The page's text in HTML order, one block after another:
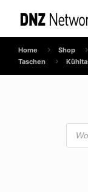
Home Shop
Taschen